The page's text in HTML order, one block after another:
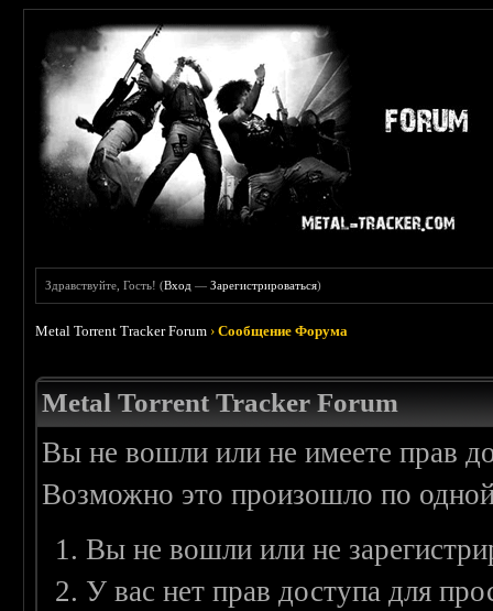
Здравствуйте, Гость! (Вход —Зарегистрироваться)
Metal Torrent Tracker Forum ›Сообщение Форума
Metal Torrent Tracker Forum
Вы не вошли или не имеете прав
Возможно это произошло по
Вы не вошли или не
У вас нет прав доступа для